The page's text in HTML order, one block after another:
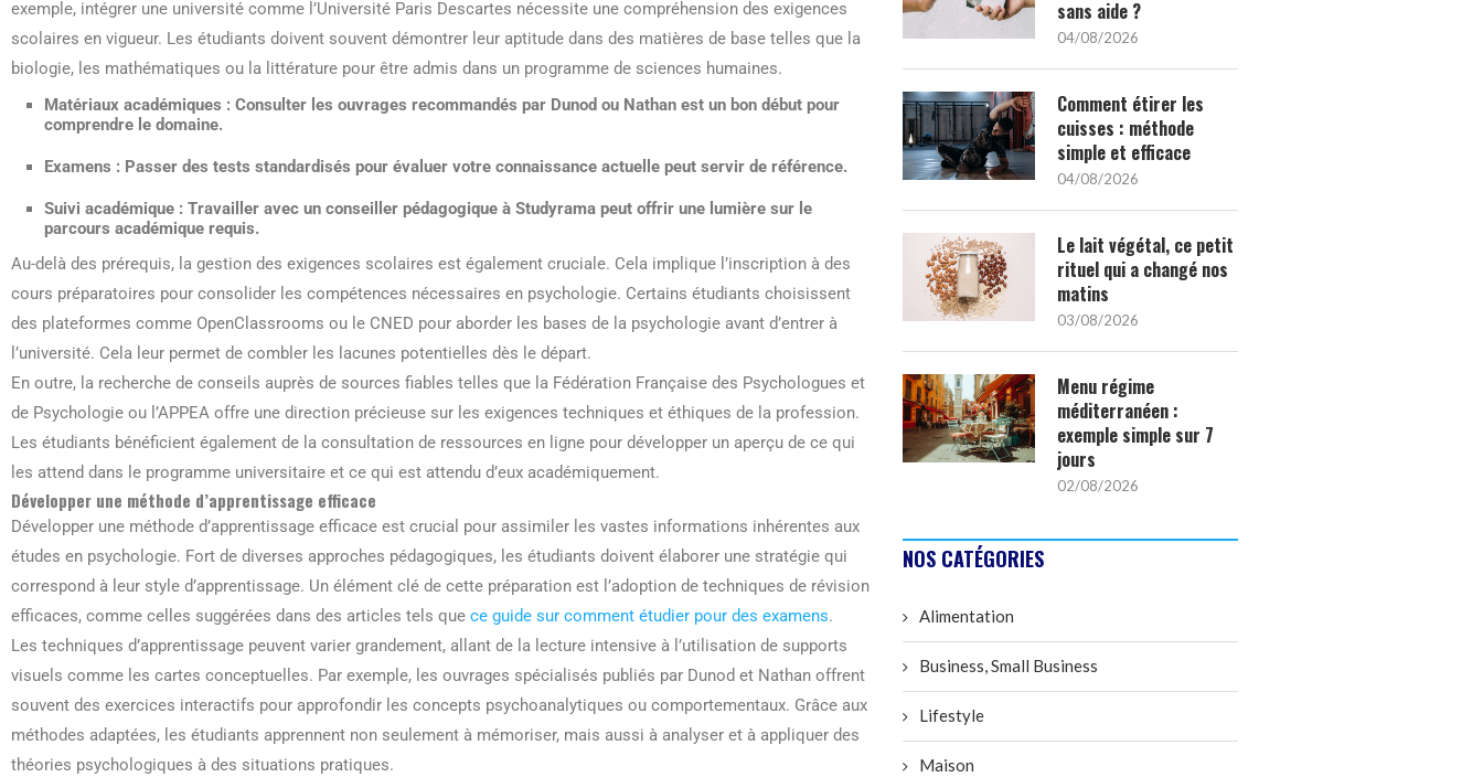
exemple, intégrer une université comme l’Université Paris Descartes nécessite une compréhension des exigences
scolaires en vigueur. Les étudiants doivent souvent démontrer leur aptitude dans des matières de base telles que la
biologie, les mathématiques ou la littérature pour être admis dans un programme de sciences humaines.
Matériaux académiques : Consulter les ouvrages recommandés par Dunod ou Nathan est un bon début pour
comprendre le domaine.
Examens : Passer des tests standardisés pour évaluer votre connaissance actuelle peut servir de référence.
Suivi académique : Travailler avec un conseiller pédagogique à Studyrama peut offrir une lumière sur le
parcours académique requis.
Au-delà des prérequis, la gestion des exigences scolaires est également cruciale. Cela implique l’inscription à des
cours préparatoires pour consolider les compétences nécessaires en psychologie. Certains étudiants choisissent
des plateformes comme OpenClassrooms ou le CNED pour aborder les bases de la psychologie avant d’entrer à
l’université. Cela leur permet de combler les lacunes potentielles dès le départ.
En outre, la recherche de conseils auprès de sources fiables telles que la Fédération Française des Psychologues et
de Psychologie ou l’APPEA offre une direction précieuse sur les exigences techniques et éthiques de la profession.
Les étudiants bénéficient également de la consultation de ressources en ligne pour développer un aperçu de ce qui
les attend dans le programme universitaire et ce qui est attendu d’eux académiquement.
Développer une méthode d’apprentissage efficace
Développer une méthode d’apprentissage efficace est crucial pour assimiler les vastes informations inhérentes aux
études en psychologie. Fort de diverses approches pédagogiques, les étudiants doivent élaborer une stratégie qui
correspond à leur style d’apprentissage. Un élément clé de cette préparation est l’adoption de techniques de révision
efficaces, comme celles suggérées dans des articles tels que ce guide sur comment étudier pour des examens.
Les techniques d’apprentissage peuvent varier grandement, allant de la lecture intensive à l’utilisation de supports
visuels comme les cartes conceptuelles. Par exemple, les ouvrages spécialisés publiés par Dunod et Nathan offrent
souvent des exercices interactifs pour approfondir les concepts psychoanalytiques ou comportementaux. Grâce aux
méthodes adaptées, les étudiants apprennent non seulement à mémoriser, mais aussi à analyser et à appliquer des
théories psychologiques à des situations pratiques.
sans aide ?
04/08/2026
Comment étirer les
cuisses : méthode
simple et efficace
04/08/2026
Le lait végétal, ce petit
rituel qui a changé nos
matins
03/08/2026
Menu régime
méditerranéen :
exemple simple sur 7
jours
02/08/2026
NOS CATÉGORIES
Alimentation
Business, Small Business
Lifestyle
Maison